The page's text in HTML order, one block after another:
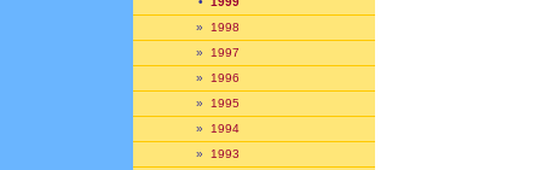
» 1998
» 1997
» 1996
» 1995
» 1994
» 1993